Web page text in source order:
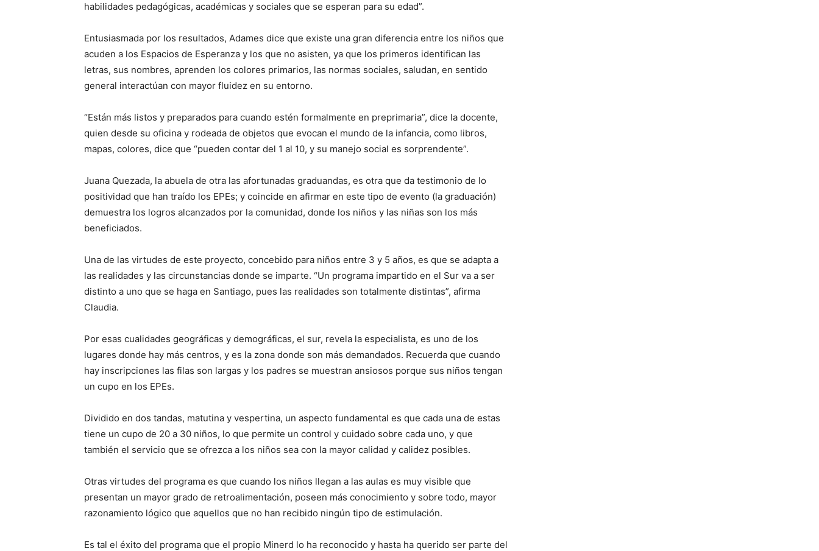
habilidades pedagógicas, académicas y sociales que se esperan para su edad”.
Entusiasmada por los resultados, Adames dice que existe una gran diferencia entre los niños que
acuden a los Espacios de Esperanza y los que no asisten, ya que los primeros identifican las
letras, sus nombres, aprenden los colores primarios, las normas sociales, saludan, en sentido
general interactúan con mayor fluidez en su entorno.
“Están más listos y preparados para cuando estén formalmente en preprimaria”, dice la docente,
quien desde su oficina y rodeada de objetos que evocan el mundo de la infancia, como libros,
mapas, colores, dice que “pueden contar del 1 al 10, y su manejo social es sorprendente”.
Juana Quezada, la abuela de otra las afortunadas graduandas, es otra que da testimonio de lo
positividad que han traído los EPEs; y coincide en afirmar en este tipo de evento (la graduación)
demuestra los logros alcanzados por la comunidad, donde los niños y las niñas son los más
beneficiados.
Una de las virtudes de este proyecto, concebido para niños entre 3 y 5 años, es que se adapta a
las realidades y las circunstancias donde se imparte. “Un programa impartido en el Sur va a ser
distinto a uno que se haga en Santiago, pues las realidades son totalmente distintas”, afirma
Claudia.
Por esas cualidades geográficas y demográficas, el sur, revela la especialista, es uno de los
lugares donde hay más centros, y es la zona donde son más demandados. Recuerda que cuando
hay inscripciones las filas son largas y los padres se muestran ansiosos porque sus niños tengan
un cupo en los EPEs.
Dividido en dos tandas, matutina y vespertina, un aspecto fundamental es que cada una de estas
tiene un cupo de 20 a 30 niños, lo que permite un control y cuidado sobre cada uno, y que
también el servicio que se ofrezca a los niños sea con la mayor calidad y calidez posibles.
Otras virtudes del programa es que cuando los niños llegan a las aulas es muy visible que
presentan un mayor grado de retroalimentación, poseen más conocimiento y sobre todo, mayor
razonamiento lógico que aquellos que no han recibido ningún tipo de estimulación.
Es tal el éxito del programa que el propio Minerd lo ha reconocido y hasta ha querido ser parte del